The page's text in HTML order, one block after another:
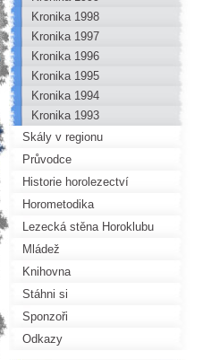
Kronika 1998
Kronika 1997
Kronika 1996
Kronika 1995
Kronika 1994
Kronika 1993
Skály v regionu
Průvodce
Historie horolezectví
Horometodika
Lezecká stěna Horoklubu
Mládež
Knihovna
Stáhni si
Sponzoři
Odkazy